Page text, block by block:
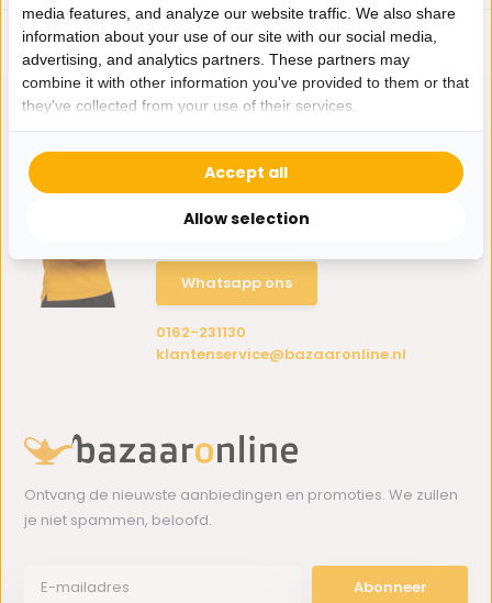
Hulp nodig?
Wij zitten voor je klaar.
Whatsapp ons
0162-231130
klantenservice@bazaaronline.nl
Ontvang de nieuwste aanbiedingen en promoties. We zullen
je niet spammen, beloofd.
Abonneer
media features, and analyze our website traffic. We also share
information about your use of our site with our social media,
advertising, and analytics partners. These partners may
combine it with other information you've provided to them or that
they've collected from your use of their services.
Allow selection
Accept all